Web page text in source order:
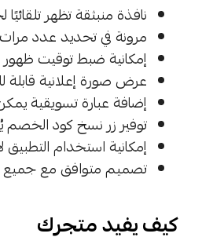
نافذة منبثقة تظهر
مرونة في تحديد عدد مرات
إمكانية ضبط توقيت ظهور
عرض صورة إعلانية
إضافة عبارة تسويقية
توفير زر نسخ كود الخصم
إمكانية استخدام
تصميم متوافق مع جميع
كيف يفيد متجرك